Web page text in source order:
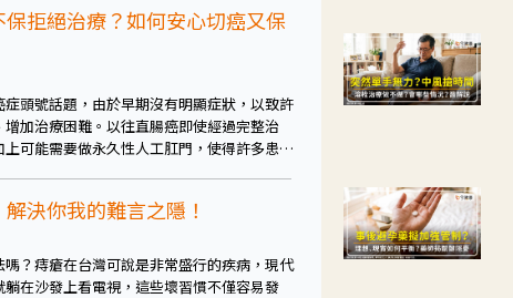
拒絕治療？如何安心切癌又保
頭號話題，由於早期沒有明顯症狀，以致許
加治療困難。以往直腸癌即使經過完整治
可能需要做永久性人工肛門，使得許多患者
解決你我的難言之隱！
？痔瘡在台灣可說是非常盛行的疾病，現代
在沙發上看電視，這些壞習慣不僅容易發